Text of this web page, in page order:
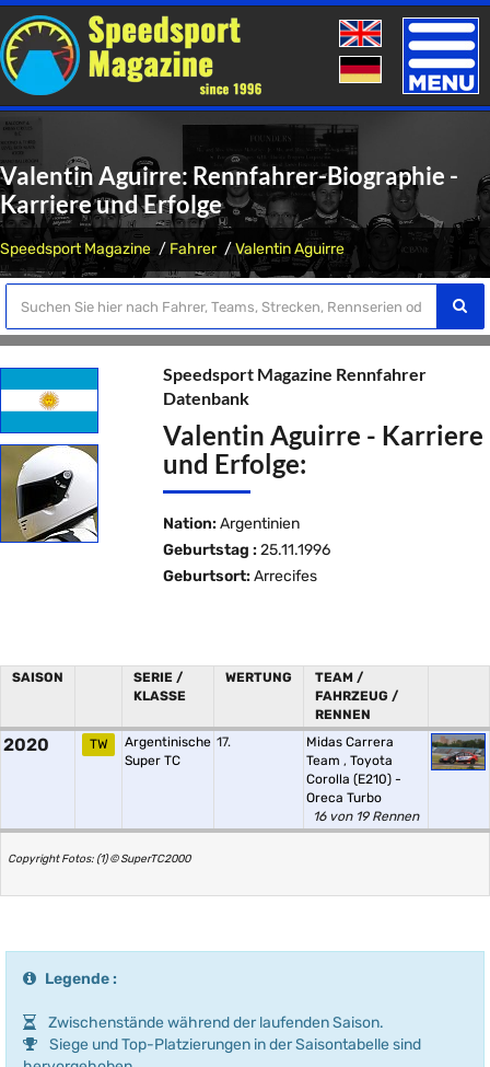
Toggle
Valentin Aguirre: Rennfahrer-Biographie -
Karriere und Erfolge
Speedsport Magazine Fahrer Valentin Aguirre
Speedsport Magazine Rennfahrer
Datenbank
Valentin Aguirre - Karriere
und Erfolge:
Nation: Argentinien
Geburtstag : 25.11.1996
Geburtsort: Arrecifes
SAISON
SERIE /
KLASSE
WERTUNG
TEAM /
FAHRZEUG /
RENNEN
2020 TW
Argentinische
Super TC
17.
Midas Carrera
Team , Toyota
Corolla (E210) -
Oreca Turbo
16 von 19 Rennen
Copyright Fotos: (1) © SuperTC2000
Legende :
Zwischenstände während der laufenden Saison.
Siege und Top-Platzierungen in der Saisontabelle sind